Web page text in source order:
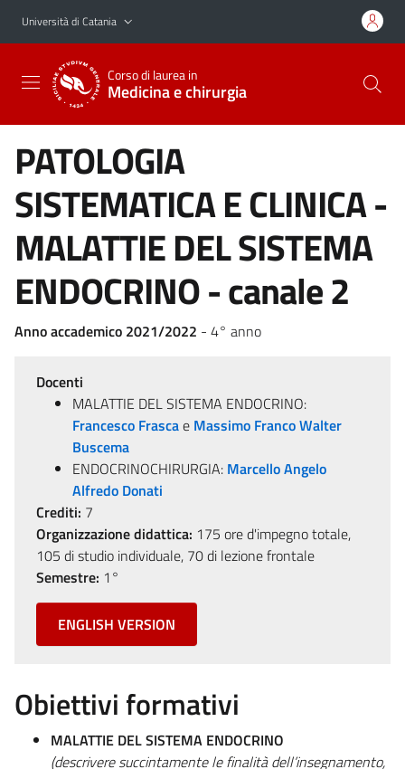
Vai al contenuto principale
Vai al menu di navigazione
Università di Catania
Corso di laurea in
Medicina e chirurgia
PATOLOGIA
SISTEMATICA E CLINICA -
MALATTIE DEL SISTEMA
ENDOCRINO - canale 2
Anno accademico 2021/2022 - 4° anno
Docenti
MALATTIE DEL SISTEMA ENDOCRINO:
Francesco Frascae Massimo Franco Walter
Buscema
ENDOCRINOCHIRURGIA: Marcello Angelo
Alfredo Donati
Crediti: 7
Organizzazione didattica: 175 ore d'impegno totale,
105 di studio individuale, 70 di lezione frontale
Semestre: 1°
ENGLISH VERSION
Obiettivi formativi
MALATTIE DEL SISTEMA ENDOCRINO
(descrivere succintamente le finalità dell’insegnamento,